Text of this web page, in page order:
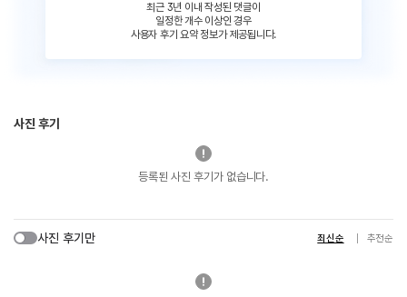
최근 3년 이내 작성된 댓글이
일정한 개수 이상인 경우
사용자 후기 요약 정보가 제공됩니다.
사진 후기
등록된 사진 후기가 없습니다.
사진 후기만 최신순 추천순